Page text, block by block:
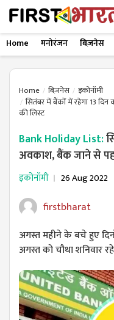
Home मनोरंजन बिज़नेस
Home बिज़नेस
इकोनॉमी
सितंबर में बैंकों में रहेगा 13
की लिस्ट
Bank Holiday List:
अवकाश, बैंक जाने से
इकोनॉमी 26 Aug 2022
firstbharat
अगस्त महीने के बचे हुए
अगस्त को चौथा शनिवार